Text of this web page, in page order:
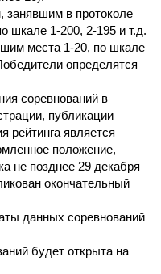
в протоколе
шкале 1-200, 2-195 и т.д.
места 1-20, по шкале
определятся
соревнований в
публикации
рейтинга является
положение,
не позднее 29 декабря
окончательный
данных соревнований
будет открыта на